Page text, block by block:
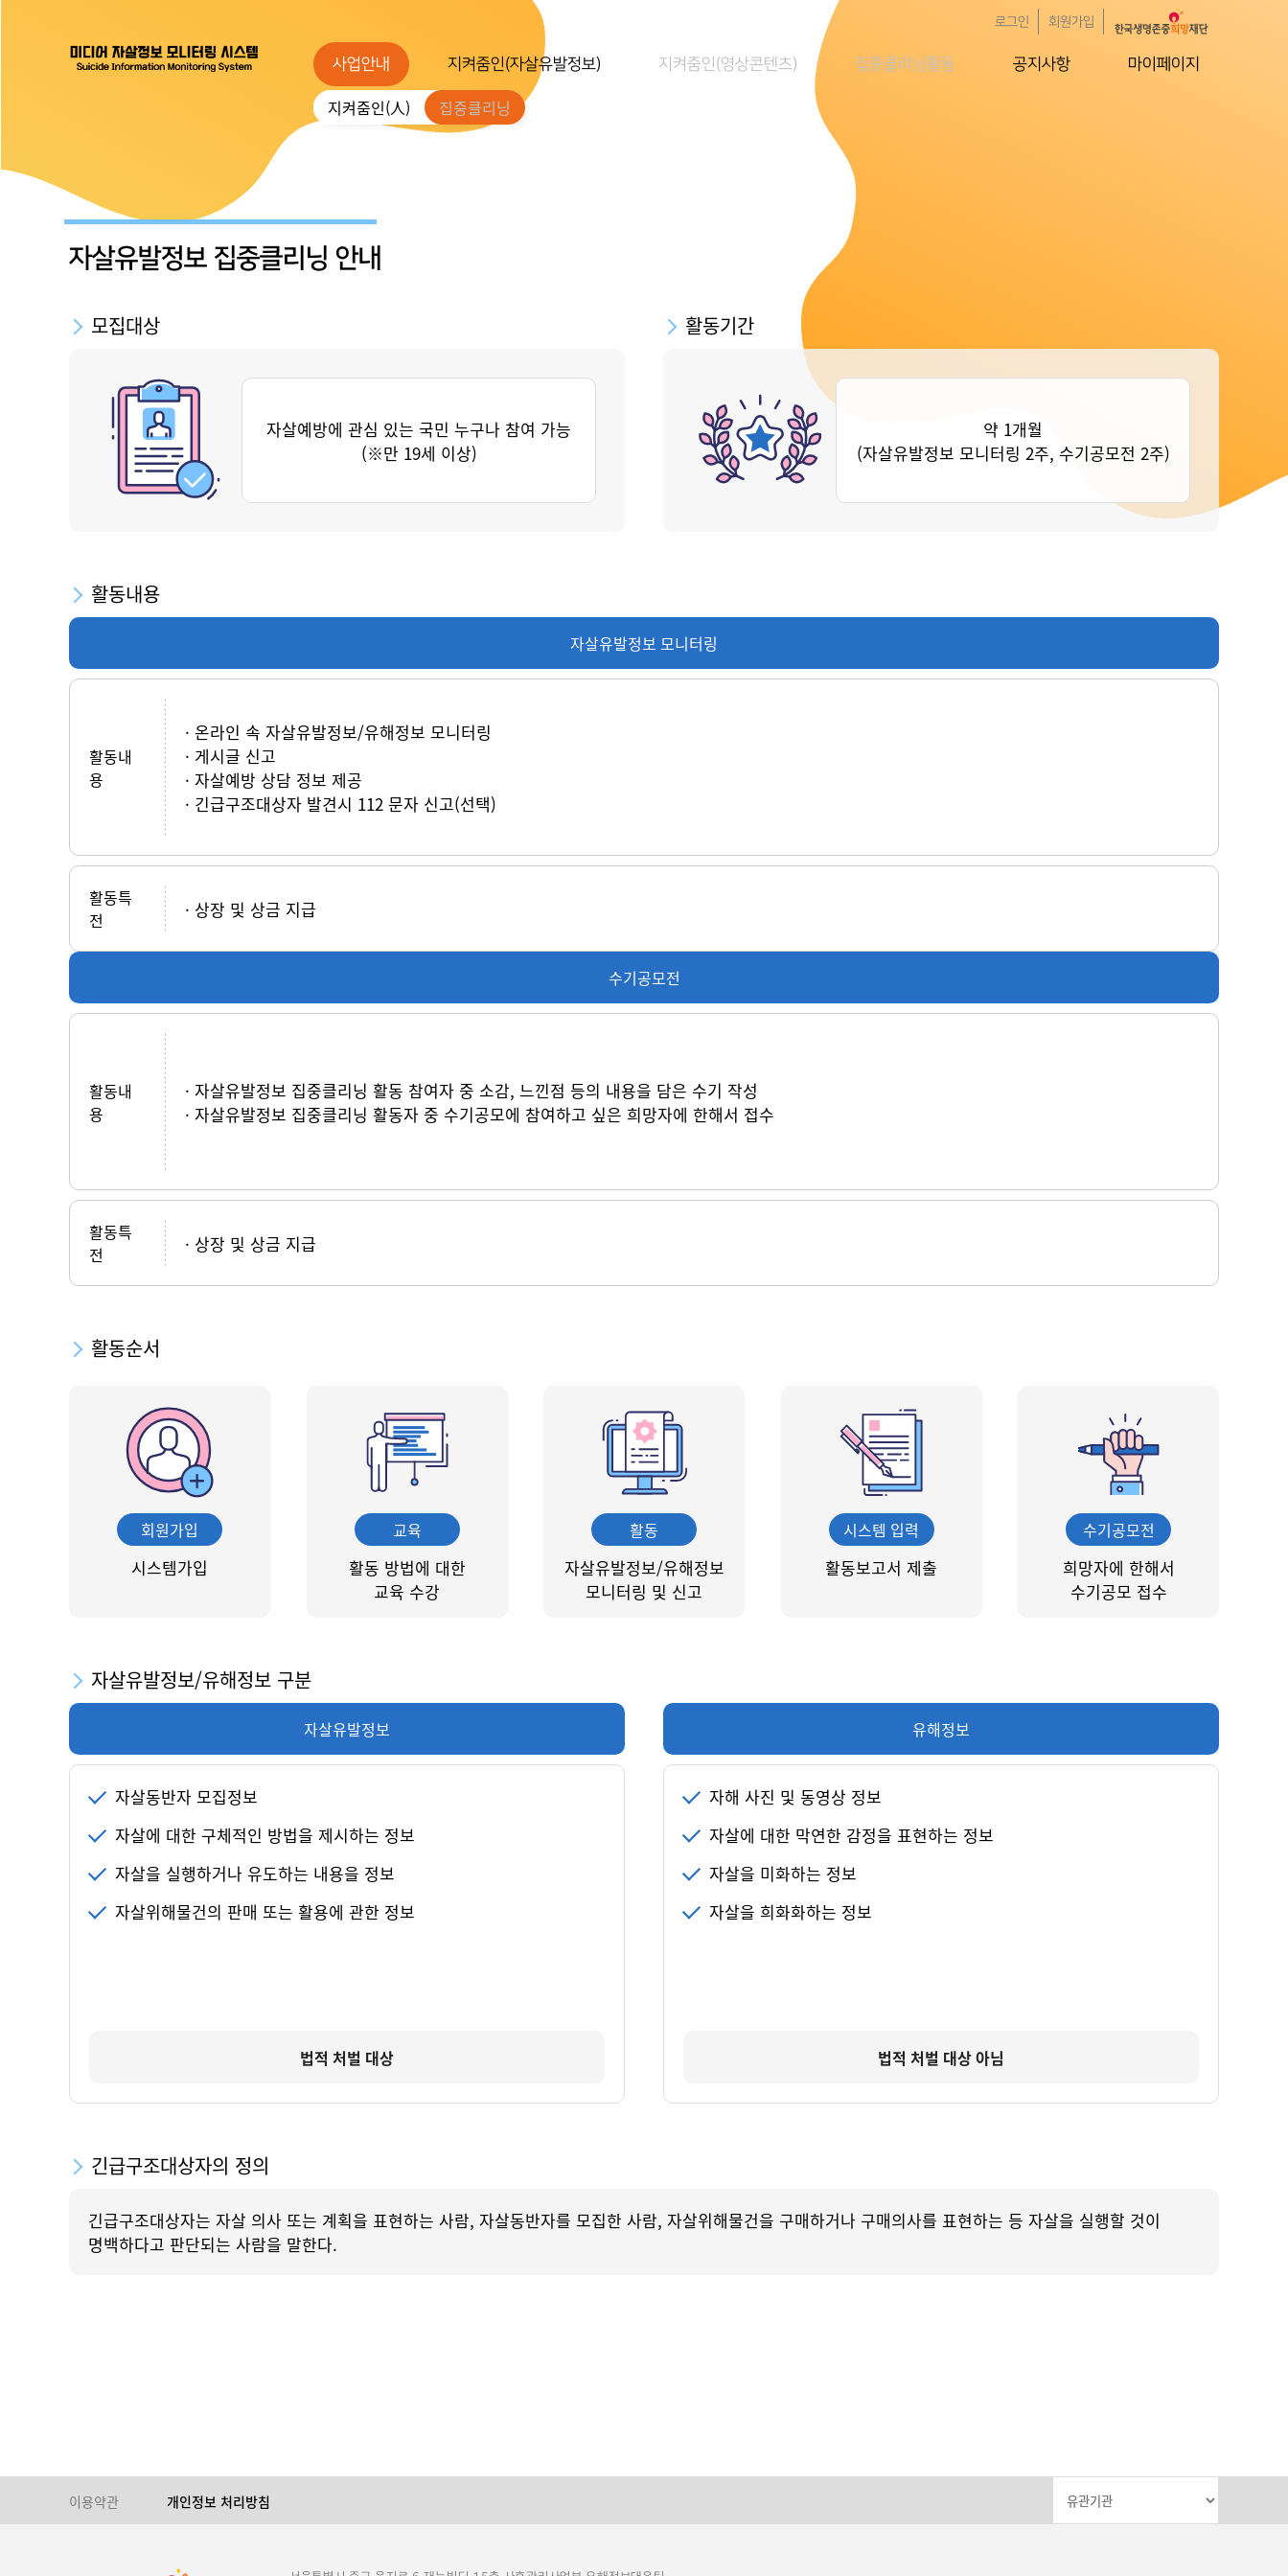
로그인 회원가입
사업안내
지켜줌인(人) 집중클리닝
지켜줌인(자살유발정보) 지켜줌인(영상콘텐츠) 집중클리닝활동 공지사항 마이페이지
자살유발정보 집중클리닝 안내
모집대상
자살예방에 관심 있는 국민 누구나 참여 가능
(※만 19세 이상)
활동기간
약 1개월
(자살유발정보 모니터링 2주, 수기공모전 2주)
활동내용
자살유발정보 모니터링
활동내
용
온라인 속 자살유발정보/유해정보 모니터링
게시글 신고
자살예방 상담 정보 제공
긴급구조대상자 발견시 112 문자 신고(선택)
활동특
전
상장 및 상금 지급
수기공모전
활동내
용
자살유발정보 집중클리닝 활동 참여자 중 소감, 느낀점 등의 내용을 담은 수기 작성
자살유발정보 집중클리닝 활동자 중 수기공모에 참여하고 싶은 희망자에 한해서 접수
활동특
전
상장 및 상금 지급
활동순서
회원가입
시스템가입
교육
활동 방법에 대한
교육 수강
활동
자살유발정보/유해정보
모니터링 및 신고
시스템 입력
활동보고서 제출
수기공모전
희망자에 한해서
수기공모 접수
자살유발정보/유해정보 구분
자살유발정보
자살동반자 모집정보
자살에 대한 구체적인 방법을 제시하는 정보
자살을 실행하거나 유도하는 내용을 정보
자살위해물건의 판매 또는 활용에 관한 정보
법적 처벌 대상
유해정보
자해 사진 및 동영상 정보
자살에 대한 막연한 감정을 표현하는 정보
자살을 미화하는 정보
자살을 희화화하는 정보
법적 처벌 대상 아님
긴급구조대상자의 정의
긴급구조대상자는 자살 의사 또는 계획을 표현하는 사람, 자살동반자를 모집한 사람, 자살위해물건을 구매하거나 구매의사를 표현하는 등 자살을 실행할 것이
명백하다고 판단되는 사람을 말한다.
이용약관 개인정보 처리방침